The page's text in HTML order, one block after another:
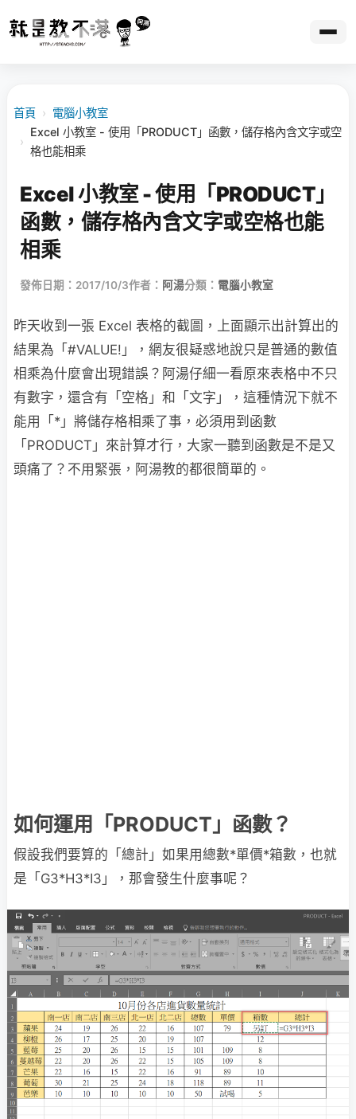
首頁 › 電腦小教室
›
Excel 小教室 - 使用「PRODUCT」函數，儲存格內含文字或空
格也能相乘
Excel 小教室 - 使用「PRODUCT」
函數，儲存格內含文字或空格也能
相乘
發佈日期：2017/10/3作者： 阿湯分類： 電腦小教室
昨天收到一張 Excel 表格的截圖，上面顯示出計算出的
結果為「#VALUE!」，網友很疑惑地說只是普通的數值
相乘為什麼會出現錯誤？阿湯仔細一看原來表格中不只
有數字，還含有「空格」和「文字」，這種情況下就不
能用「*」將儲存格相乘了事，必須用到函數
「PRODUCT」來計算才行，大家一聽到函數是不是又
頭痛了？不用緊張，阿湯教的都很簡單的。
如何運用「PRODUCT」函數？
假設我們要算的「總計」如果用總數*單價*箱數，也就
是「G3*H3*I3」，那會發生什麼事呢？